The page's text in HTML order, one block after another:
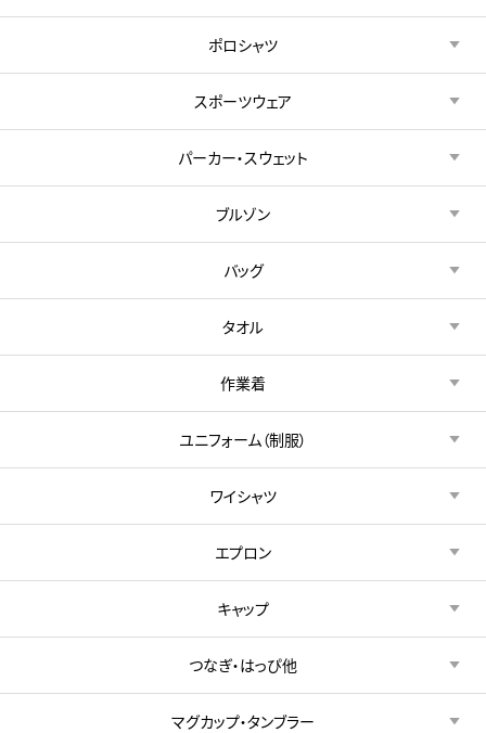
ポロシャツ
スポーツウェア
パーカー・スウェット
ブルゾン
バッグ
タオル
作業着
ユニフォーム（制服）
ワイシャツ
エプロン
キャップ
つなぎ・はっぴ他
マグカップ・タンブラー